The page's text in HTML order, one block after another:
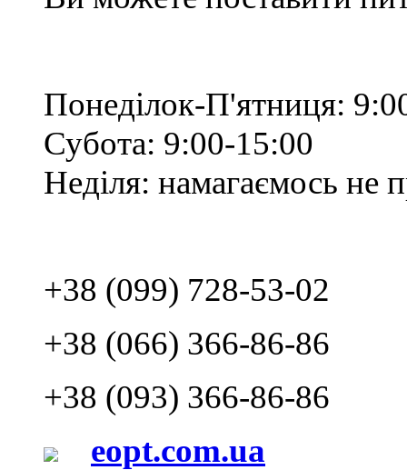
Понеділок-П'ятниця:
Субота: 9:00-15:00
Неділя: намагаємось не
+38 (099) 728-53-02
+38 (066) 366-86-86
+38 (093) 366-86-86
eopt.com.ua